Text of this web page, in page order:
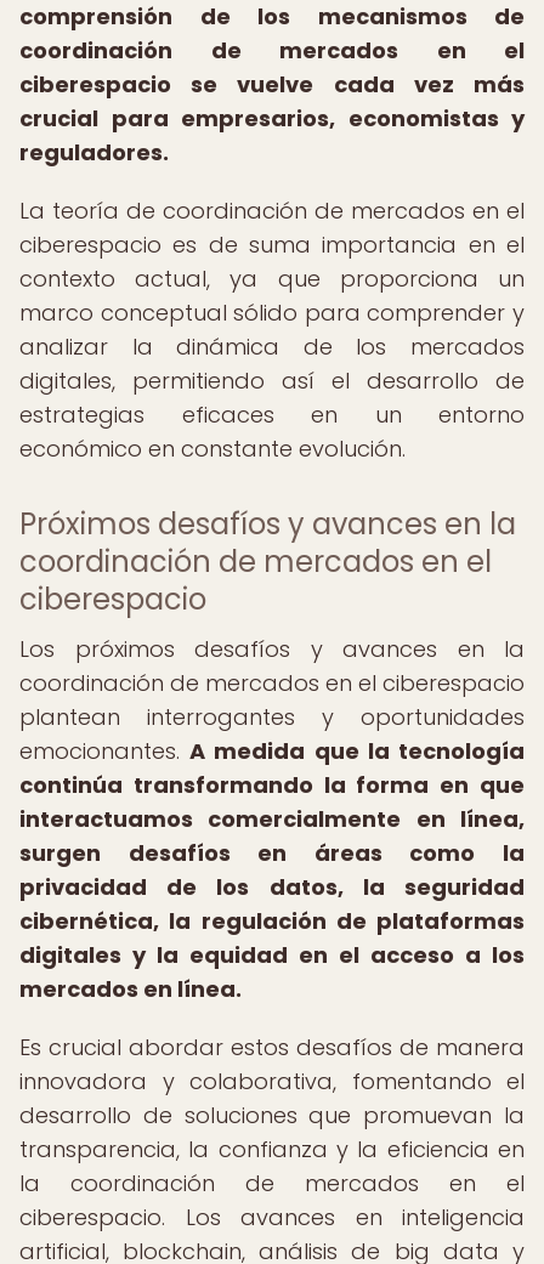
comprensión de los mecanismos de
coordinación de mercados en el
ciberespacio se vuelve cada vez más
crucial para empresarios, economistas y
reguladores.
La teoría de coordinación de mercados en el
ciberespacio es de suma importancia en el
contexto actual, ya que proporciona un
marco conceptual sólido para comprender y
analizar la dinámica de los mercados
digitales, permitiendo así el desarrollo de
estrategias eficaces en un entorno
económico en constante evolución.
Próximos desafíos y avances en la
coordinación de mercados en el
ciberespacio
Los próximos desafíos y avances en la
coordinación de mercados en el ciberespacio
plantean interrogantes y oportunidades
emocionantes.A medida que la tecnología
continúa transformando la forma en que
interactuamos comercialmente en línea,
surgen desafíos en áreas como la
privacidad de los datos, la seguridad
cibernética, la regulación de plataformas
digitales y la equidad en el acceso a los
mercados en línea.
Es crucial abordar estos desafíos de manera
innovadora y colaborativa, fomentando el
desarrollo de soluciones que promuevan la
transparencia, la confianza y la eficiencia en
la coordinación de mercados en el
ciberespacio. Los avances en inteligencia
artificial, blockchain, análisis de big data y